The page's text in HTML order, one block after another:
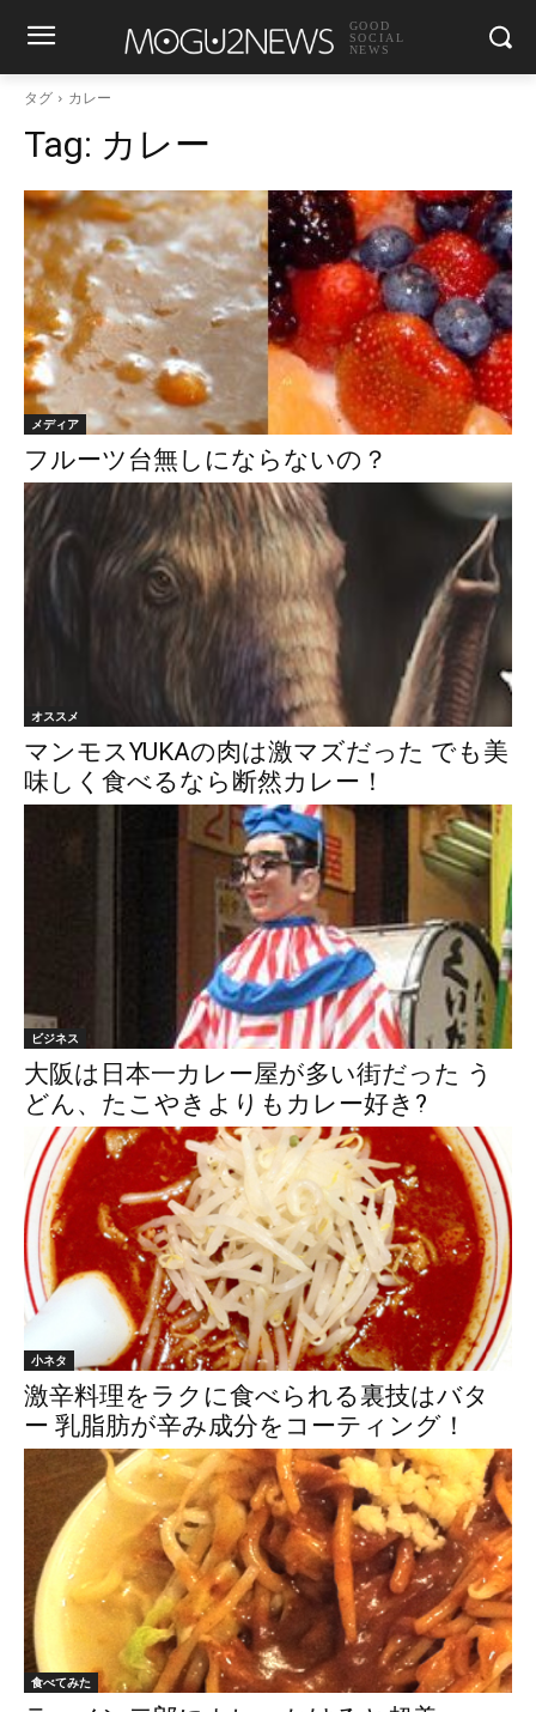
GOOD
SOCIAL
NEWS
タグ カレー
Tag: カレー
メディア
フルーツ台無しにならないの？
オススメ
マンモスYUKAの肉は激マズだった でも美
味しく食べるなら断然カレー！
ビジネス
大阪は日本一カレー屋が多い街だった う
どん、たこやきよりもカレー好き?
小ネタ
激辛料理をラクに食べられる裏技はバタ
ー 乳脂肪が辛み成分をコーティング！
食べてみた